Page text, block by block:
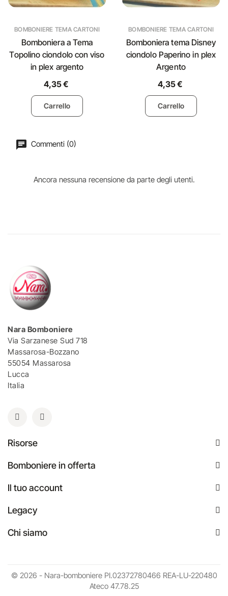
BOMBONIERE TEMA CARTONI
Bomboniera a Tema
Topolino ciondolo con viso
in plex argento
4,35 €
Carrello
BOMBONIERE TEMA CARTONI
Bomboniera tema Disney
ciondolo Paperino in plex
Argento
4,35 €
Carrello
Commenti (0)
Ancora nessuna recensione da parte degli utenti.
Nara Bomboniere
Via Sarzanese Sud 718
Massarosa-Bozzano
55054 Massarosa
Lucca
Italia
Risorse
Bomboniere in offerta
Il tuo account
Legacy
Chi siamo
© 2026 - Nara-bomboniere PI.02372780466 REA-LU-220480
Ateco 47.78.25